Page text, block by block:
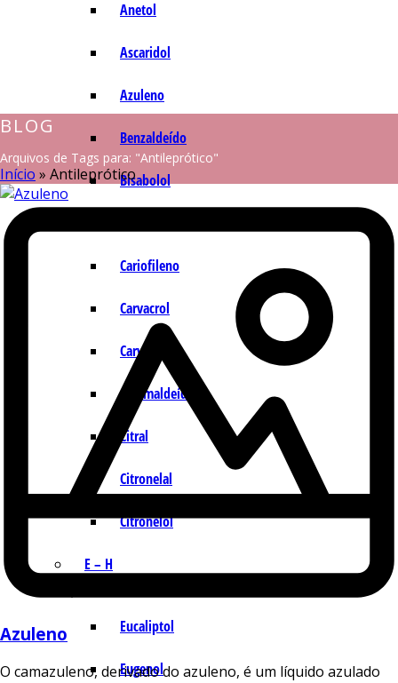
Anetol
Ascaridol
Azuleno
Benzaldeído
Bisabolol
Cariofileno
Carvacrol
Carvona
Cinamaldeído
Citral
Citronelal
Citronelol
E – H
Eucaliptol
Eugenol
BLOG
Arquivos de Tags para: "Antileprótico"
Início » Antileprótico
Azuleno
O camazuleno, derivado do azuleno, é um líquido azulado